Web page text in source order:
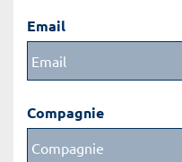
Email
Compagnie